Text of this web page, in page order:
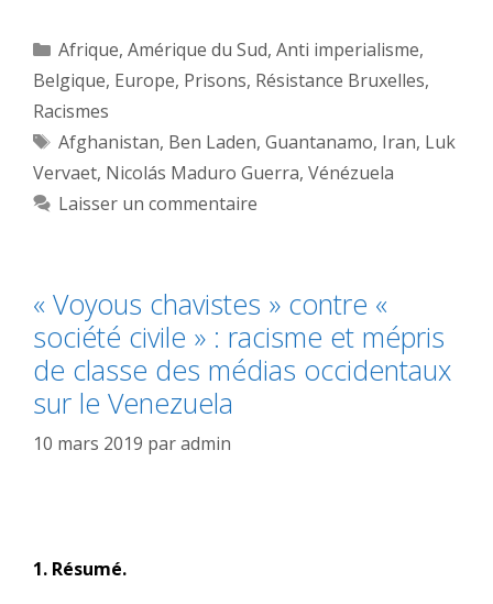
Catégories
Afrique, Amérique du Sud, Anti imperialisme,
Belgique, Europe, Prisons, Résistance Bruxelles,
Racismes
Étiquettes
Afghanistan, Ben Laden, Guantanamo, Iran, Luk
Vervaet, Nicolás Maduro Guerra, Vénézuela
Laisser un commentaire
« Voyous chavistes » contre «
société civile » : racisme et mépris
de classe des médias occidentaux
sur le Venezuela
10 mars 2019 paradmin
1. Résumé.